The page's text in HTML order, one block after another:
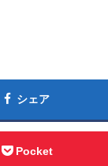
シェア
Pocket